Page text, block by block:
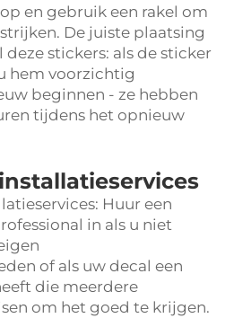
en gebruik een rakel om
De juiste plaatsing
deze stickers: als de sticker
hem voorzichtig
beginnen - ze hebben
tijdens het opnieuw
Huur een
in als u niet
of als uw decal een
die meerdere
om het goed te krijgen.